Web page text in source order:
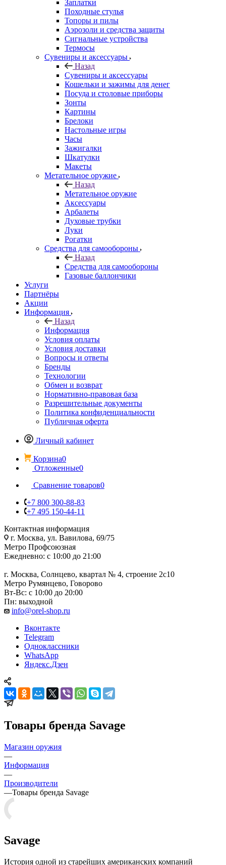
Заплатки
Походные стулья
Топоры и пилы
Аэрозоли и средства защиты
Сигнальные устройства
Термосы
Сувениры и аксессуары
Назад
Сувениры и аксессуары
Кошельки и зажимы для денег
Посуда и столовые приборы
Зонты
Картины
Брелоки
Настольные игры
Часы
Зажигалки
Шкатулки
Макеты
Метательное оружие
Назад
Метательное оружие
Аксессуары
Арбалеты
Духовые трубки
Луки
Рогатки
Средства для самообороны
Назад
Средства для самообороны
Газовые баллончики
Услуги
Партнёры
Акции
Информация
Назад
Информация
Условия оплаты
Условия доставки
Вопросы и ответы
Бренды
Технологии
Обмен и возврат
Нормативно-правовая база
Разрешительные документы
Политика конфиденциальности
Публичная оферта
Личный кабинет
Корзина0
Отложенные0
Сравнение товаров0
+7 800 300-88-83
+7 495 150-44-11
Контактная информация
г. Москва, ул. Вавилова, 69/75
Метро Профсоюзная
Ежедневно: с 10:00 до 21:00
г. Москва, Солнцево, квартал № 4, строение 2с10
Метро Румянцево, Говорово
Вт-Вс: с 10:00 до 20:00
Пн: выходной
info@orel-shop.ru
Вконтакте
Telegram
Одноклассники
WhatsApp
Яндекс.Дзен
Товары бренда Savage
Магазин оружия
—
Информация
—
Производители
—Товары бренда Savage
Savage
История одной из старейших американских компаний